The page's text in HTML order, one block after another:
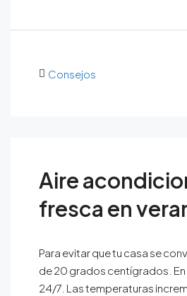
Consejos
Aire
fresca en
Para evitar que tu casa se
de 20 grados centígrados.
24/7. Las temperaturas